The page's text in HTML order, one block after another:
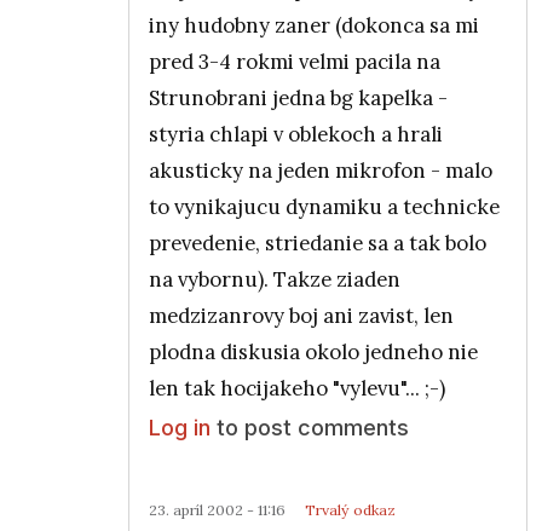
iny hudobny zaner (dokonca sa mi
pred 3-4 rokmi velmi pacila na
Strunobrani jedna bg kapelka -
styria chlapi v oblekoch a hrali
akusticky na jeden mikrofon - malo
to vynikajucu dynamiku a technicke
prevedenie, striedanie sa a tak bolo
na vybornu). Takze ziaden
medzizanrovy boj ani zavist, len
plodna diskusia okolo jedneho nie
len tak hocijakeho "vylevu"... ;-)
Log in to post comments
23. apríl 2002 - 11:16 Trvalý odkaz